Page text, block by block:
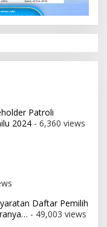
Patroli
2024 - 6,360 views
Daftar Pemilih
- 49,003 views